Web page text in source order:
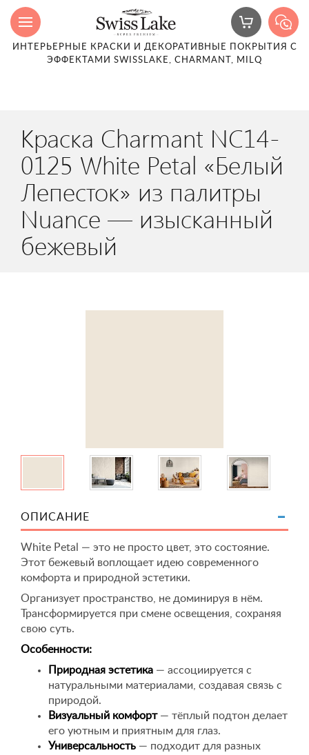
ИНТЕРЬЕРНЫЕ КРАСКИ И ДЕКОРАТИВНЫЕ ПОКРЫТИЯ С
ЭФФЕКТАМИ SWISSLAKE, CHARMANT, MILQ
Краска Charmant NC14-
0125 White Petal «Белый
Лепесток» из палитры
Nuance — изысканный
бежевый
ОПИСАНИЕ
White Petal — это не просто цвет, это состояние.
Этот бежевый воплощает идею современного
комфорта и природной эстетики.
Организует пространство, не доминируя в нём.
Трансформируется при смене освещения, сохраняя
свою суть.
Особенности:
Природная эстетика — ассоциируется с
натуральными материалами, создавая связь с
природой.
Визуальный комфорт— тёплый подтон делает
его уютным и приятным для глаз.
Универсальность — подходит для разных